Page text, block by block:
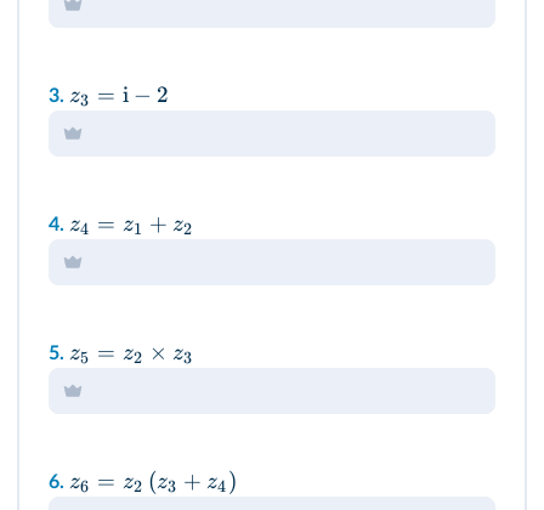
3. z3 = i − 2
4. z4 = z1 + z2
5. z5 = z2 × z3
6. z6 = z2 (z3 + z4)